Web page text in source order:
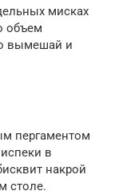
мисках
объем
вымешай и
пергаментом
в
накрой
столе.